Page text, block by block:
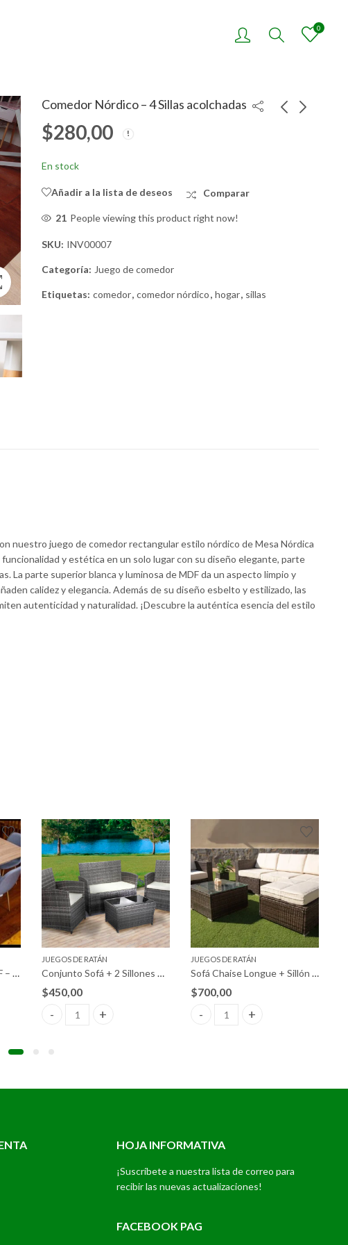
0
Comedor Nórdico – 4 Sillas acolchadas
$280,00
En stock
Añadir a la lista de deseos Comparar
36 People viewing this product right now!
SKU: INV00007
Categoría: Juego de comedor
Etiquetas: comedor, comedor nórdico, hogar, sillas
nuestro juego de comedor rectangular estilo nórdico de Mesa Nórdica
y estética en un solo lugar con su diseño elegante, parte
La parte superior blanca y luminosa de MDF da un aspecto limpio y
calidez y elegancia. Además de su diseño esbelto y estilizado, las
autenticidad y naturalidad. ¡Descubre la auténtica esencia del estilo
Jardín y Terraza quantity
Comedor Extensible MDF – Tapizada
– Tapizada quantity
JUEGOS DE RATÁN
Conjunto Sofá + 2 Sillones + Mesa de Ratán PE. Muebles de Jardín y Terraza
$450,00
Conjunto Sofá + 2 Sillones + Mesa de Ratán PE. Muebles de
JUEGOS DE RATÁN
Sofá Chaise Longue + Sillón + Mesa de Ratán. Muebles de Jardín y Terraza
$700,00
Sofá Chaise Longue + Sillón +
HOJA INFORMATIVA
¡Suscríbete a nuestra lista de correo para
recibir las nuevas actualizaciones!
FACEBOOK PAG